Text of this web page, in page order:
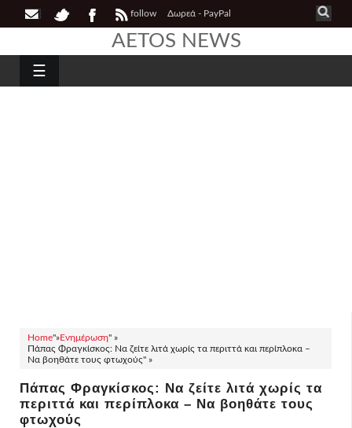
follow Δωρεά - PayPal
AETOS NEWS
☰
Home"»Ενημέρωση" »
Πάπας Φραγκίσκος: Να ζείτε λιτά χωρίς τα περιττά και περίπλοκα –
Να βοηθάτε τους φτωχούς" »
Πάπας Φραγκίσκος: Να ζείτε λιτά χωρίς τα
περιττά και περίπλοκα – Να βοηθάτε τους
φτωχούς